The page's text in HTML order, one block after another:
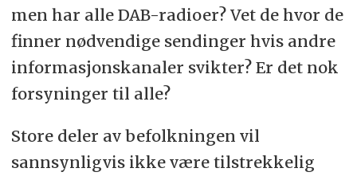
men har alle DAB-radioer? Vet de hvor de
finner nødvendige sendinger hvis andre
informasjonskanaler svikter? Er det nok
forsyninger til alle?
Store deler av befolkningen vil
sannsynligvis ikke være tilstrekkelig